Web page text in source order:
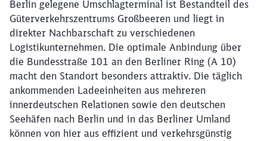
Berlin gelegene Umschlagterminal ist Bestandteil des
Güterverkehrszentrums Großbeeren und liegt in
direkter Nachbarschaft zu verschiedenen
Logistikunternehmen. Die optimale Anbindung über
die Bundesstraße 101 an den Berliner Ring (A 10)
macht den Standort besonders attraktiv. Die täglich
ankommenden Ladeeinheiten aus mehreren
innerdeutschen Relationen sowie den deutschen
Seehäfen nach Berlin und in das Berliner Umland
können von hier aus effizient und verkehrsgünstig
Abbrechen Weiter